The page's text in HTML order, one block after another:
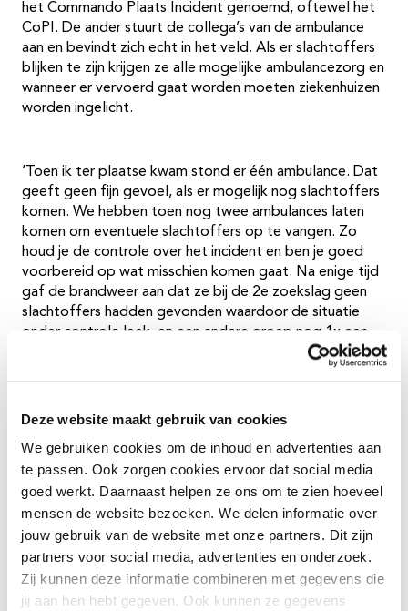
Deze website maakt gebruik van cookies
We gebruiken cookies om de inhoud en advertenties aan
te passen. Ook zorgen cookies ervoor dat social media
goed werkt. Daarnaast helpen ze ons om te zien hoeveel
mensen de website bezoeken. We delen informatie over
jouw gebruik van de website met onze partners. Dit zijn
partners voor social media, advertenties en onderzoek.
Zij kunnen deze informatie combineren met gegevens die
jij aan hen hebt gegeven. Ook kunnen ze gegevens
het Commando Plaats Incident genoemd, oftewel het
CoPI. De ander stuurt de collega’s van de ambulance
aan en bevindt zich echt in het veld. Als er slachtoffers
blijken te zijn krijgen ze alle mogelijke ambulancezorg en
wanneer er vervoerd gaat worden moeten ziekenhuizen
worden ingelicht.
’Toen ik ter plaatse kwam stond er één ambulance. Dat
geeft geen fijn gevoel, als er mogelijk nog slachtoffers
komen. We hebben toen nog twee ambulances laten
komen om eventuele slachtoffers op te vangen. Zo
houd je de controle over het incident en ben je goed
voorbereid op wat misschien komen gaat. Na enige tijd
gaf de brandweer aan dat ze bij de 2e zoekslag geen
slachtoffers hadden gevonden waardoor de situatie
onder controle leek, en een andere groep nog 1x een
zoekslag zou doen heb ik de derde ambulance naar de
opvanglocatie voor de hotelgasten gestuurd. Daar is
andere onmisbare spullen nodig hadden. Je moet
dat de gasten voorlopig niet terug konden naar hun
kamers. Voor 1 persoon hebben we toen door de
brandweer medicatie uit de kamer laten halen. Daarna
kon de 2e en 3e ambulance ook weer terug in de
regulier ambulancezorg, daar was het tekort wel
merkbaar wanneer je 3 auto’s in het weekend ineens
voor langere tijd op een incident hebt.’’